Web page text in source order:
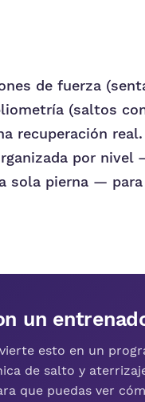
de fuerza
(saltos
recuperación
por nivel
sola pierna — para
un
esto en un
de salto y
que puedas ver